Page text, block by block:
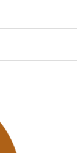
R
É